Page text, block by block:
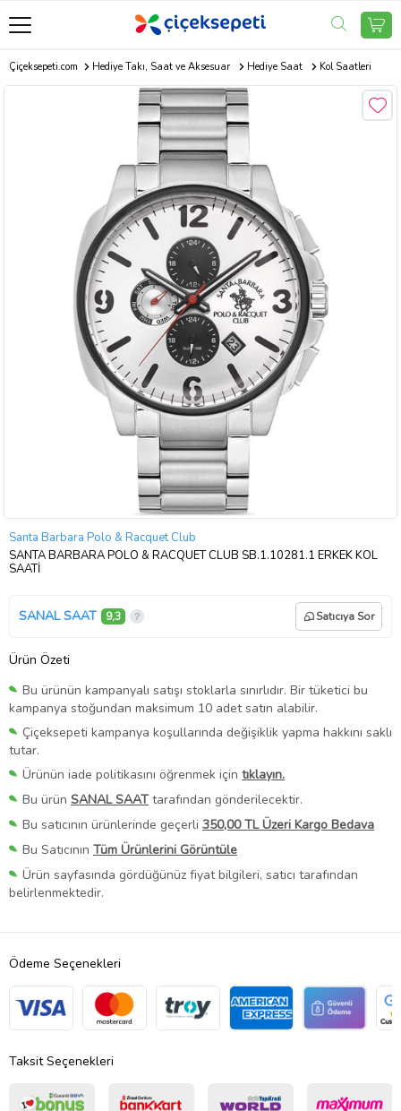
Çiçeksepeti.com Hediye Takı, Saat ve Aksesuar Hediye Saat Kol Saatleri
Santa Barbara Polo & Racquet Club
SANTA BARBARA POLO & RACQUET CLUB SB.1.10281.1 ERKEK KOL
SAATİ
SANAL SAAT 9,3 Satıcıya Sor
Ürün Özeti
Bu ürünün kampanyalı satışı stoklarla sınırlıdır. Bir tüketici bu
kampanya stoğundan maksimum 10 adet satın alabilir.
Çiçeksepeti kampanya koşullarında değişiklik yapma hakkını saklı
tutar.
Ürünün iade politikasını öğrenmek için tıklayın.
Bu ürün SANAL SAAT tarafından gönderilecektir.
Bu satıcının ürünlerinde geçerli 350,00 TL Üzeri Kargo Bedava
Bu Satıcının Tüm Ürünlerini Görüntüle
Ürün sayfasında gördüğünüz fiyat bilgileri, satıcı tarafından
belirlenmektedir.
Ödeme Seçenekleri
Taksit Seçenekleri